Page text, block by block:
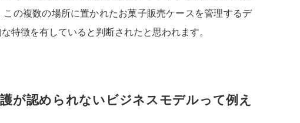
の複数の場所に置かれたお菓子販売ケースを管理するデ
特徴を有していると判断されたと思われます。
が認められないビジネスモデルって例え